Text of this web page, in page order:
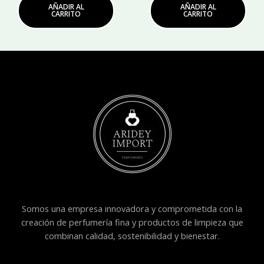
AÑADIR AL
CARRITO
AÑADIR AL
CARRITO
Somos una empresa innovadora y comprometida con la
creación de perfumería fina y productos de limpieza que
combinan calidad, sostenibilidad y bienestar.